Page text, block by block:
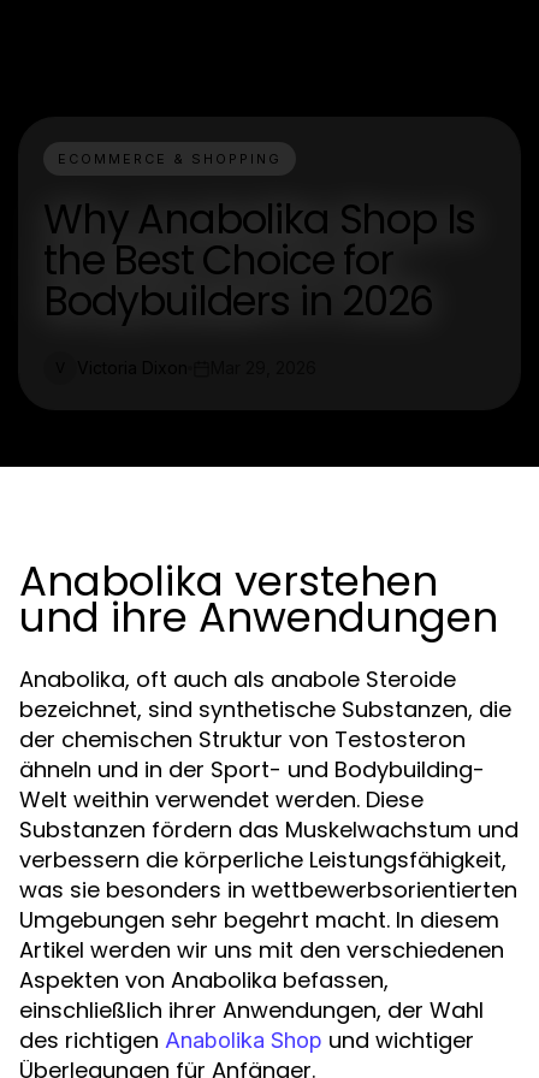
ECOMMERCE & SHOPPING
Why Anabolika Shop Is
the Best Choice for
Bodybuilders in 2026
Anabolika verstehen
und ihre Anwendungen
Anabolika, oft auch als anabole Steroide
bezeichnet, sind synthetische Substanzen, die
der chemischen Struktur von Testosteron
ähneln und in der Sport- und Bodybuilding-
Welt weithin verwendet werden. Diese
Substanzen fördern das Muskelwachstum und
verbessern die körperliche Leistungsfähigkeit,
was sie besonders in wettbewerbsorientierten
Umgebungen sehr begehrt macht. In diesem
Artikel werden wir uns mit den verschiedenen
Aspekten von Anabolika befassen,
einschließlich ihrer Anwendungen, der Wahl
des richtigen Anabolika Shop und wichtiger
Überlegungen für Anfänger.